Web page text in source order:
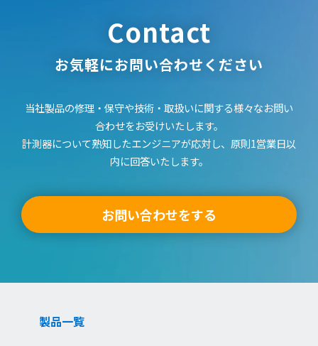
すので、ご承知おきください。
2) 公開されている取扱説明書の内容とお手持ちの製品の仕様
に相違がある場合、当社製品の取扱店、またはコールセンタ
に直接お問い合わせください。また、取扱説明書を補足する
んのでご了承ください。
「安全上のご注意」
1) 取扱説明書に記載または別途同梱の別紙にてお客様にご提
供しております「製品ご使用時の安全上のご注意」について
2) 取扱説明書中に記載する安全上のご注意は、法的規制など
の変化に応じて変更する場合があります。
3) ご質問等がありましたら、ご購入店、またはコールセンタ
などによる損害を含む）が生じ、たとえそのような損害の発
Contact
お気軽にお問い合わせください
当社製品の修理・保守や技術・取扱いに関する様々なお問い
合わせをお受けいたします。
計測器について熟知したエンジニアが応対し、原則1営業日以
内に回答いたします。
お問い合わせをする
製品一覧